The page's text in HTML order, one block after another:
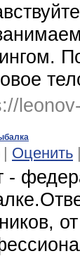
Оценить |
-